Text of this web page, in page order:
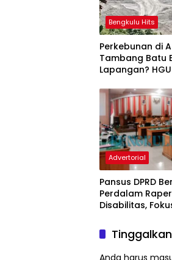
Bengkulu Hits
Perkebunan di
Tambang Batu
Lapangan?
Advertorial
Pansus DPRD
Perdalam
Disabilitas,